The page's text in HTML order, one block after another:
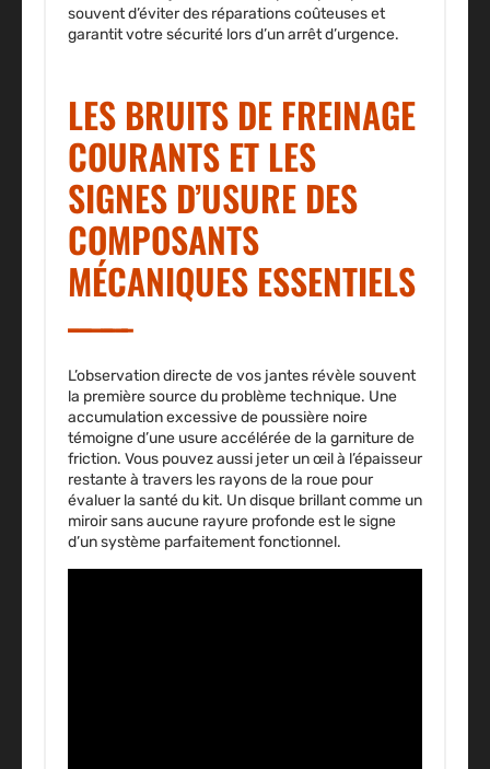
souvent d’éviter des réparations coûteuses et
garantit votre sécurité lors d’un arrêt d’urgence.
LES BRUITS DE FREINAGE
COURANTS ET LES
SIGNES D’USURE DES
COMPOSANTS
MÉCANIQUES ESSENTIELS
L’observation directe de vos jantes révèle souvent
la première source du problème technique. Une
accumulation excessive de poussière noire
témoigne d’une usure accélérée de la garniture de
friction. Vous pouvez aussi jeter un œil à l’épaisseur
restante à travers les rayons de la roue pour
évaluer la santé du kit. Un disque brillant comme un
miroir sans aucune rayure profonde est le signe
d’un système parfaitement fonctionnel.